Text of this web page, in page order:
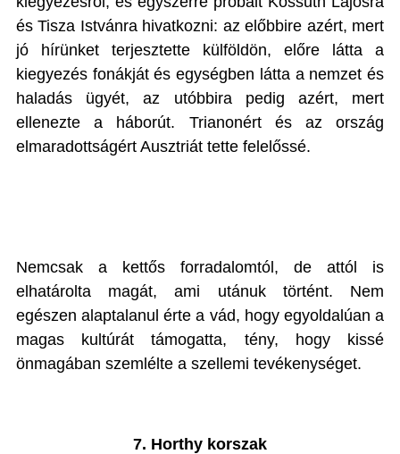
és Tisza Istvánra hivatkozni: az előbbire azért, mert
jó hírünket terjesztette külföldön, előre látta a
kiegyezés fonákját és egységben látta a nemzet és
haladás ügyét, az utóbbira pedig azért, mert
ellenezte a háborút. Trianonért és az ország
elmaradottságért Ausztriát tette felelőssé.
Nemcsak a kettős forradalomtól, de attól is
elhatárolta magát, ami utánuk történt. Nem
egészen alaptalanul érte a vád, hogy egyoldalúan a
magas kultúrát támogatta, tény, hogy kissé
önmagában szemlélte a szellemi tevékenységet.
7. Horthy korszak